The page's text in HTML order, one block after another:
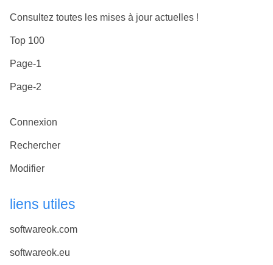
Consultez toutes les mises à jour actuelles !
Top 100
Page-1
Page-2
Connexion
Rechercher
Modifier
liens utiles
softwareok.com
softwareok.eu